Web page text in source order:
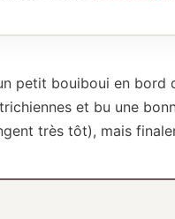
petit bouiboui en bord
et bu une
très tôt), mais